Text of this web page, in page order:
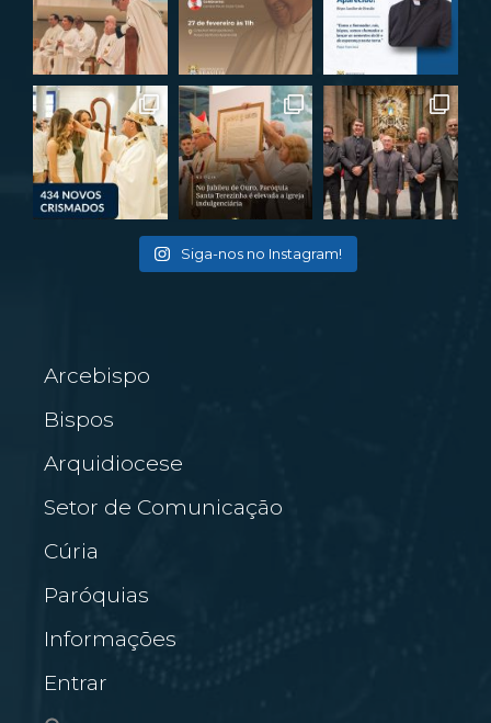
Siga-nos no Instagram!
Arcebispo
Bispos
Arquidiocese
Setor de Comunicação
Cúria
Paróquias
Informações
Entrar